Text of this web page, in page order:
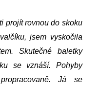
projít rovnou do skoku
jsem vyskočila
Skutečné baletky
se vznáší. Pohyby
Já se